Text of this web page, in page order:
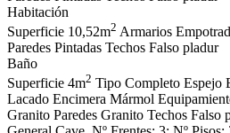
Habitación
Superficie 10,52m2 Armarios
Paredes Pintadas Techos Falso pladur
Baño
Superficie 4m2 Tipo Completo Espejo
Lacado Encimera Mármol
Granito Paredes Granito Techos Falso